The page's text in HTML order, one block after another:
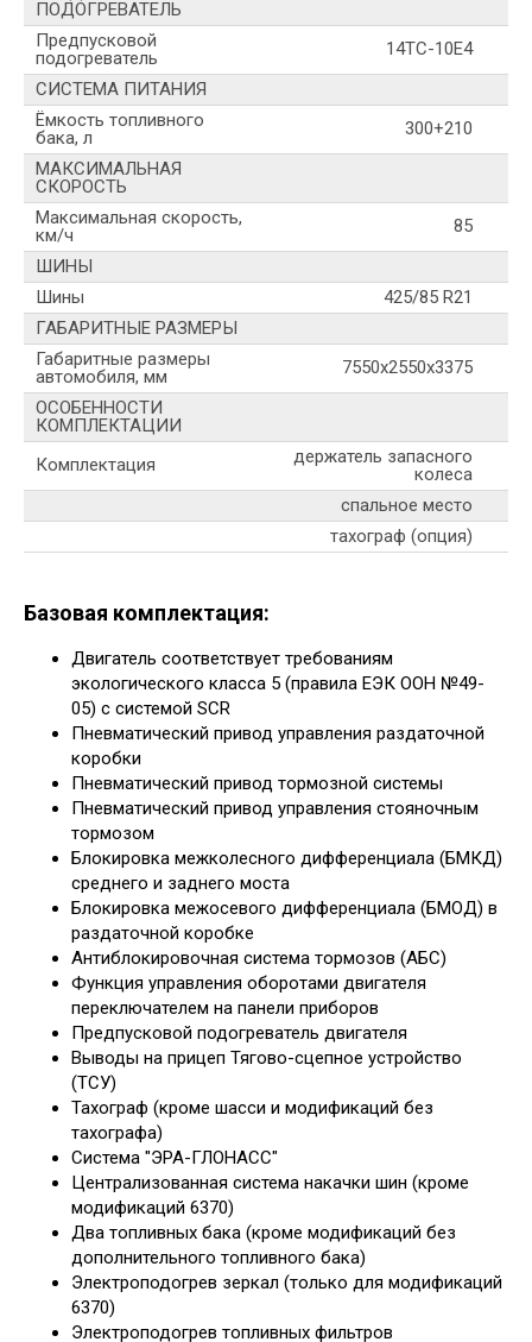
ПОДОГРЕВАТЕЛЬ
Предпусковой
подогреватель
14ТС-10Е4
СИСТЕМА ПИТАНИЯ
Ёмкость топливного
бака, л
300+210
МАКСИМАЛЬНАЯ
СКОРОСТЬ
Максимальная скорость,
км/ч
85
ШИНЫ
Шины
425/85 R21
ГАБАРИТНЫЕ РАЗМЕРЫ
Габаритные размеры
автомобиля, мм
7550х2550х3375
ОСОБЕННОСТИ
КОМПЛЕКТАЦИИ
Комплектация
держатель запасного
колеса
спальное место
тахограф (опция)
Базовая комплектация:
Двигатель соответствует требованиям
экологического класса 5 (правила ЕЭК ООН №49-
05) с системой SCR
Пневматический привод управления раздаточной
коробки
Пневматический привод тормозной системы
Пневматический привод управления стояночным
тормозом
Блокировка межколесного дифференциала (БМКД)
среднего и заднего моста
Блокировка межосевого дифференциала (БМОД) в
раздаточной коробке
Антиблокировочная система тормозов (АБС)
Функция управления оборотами двигателя
переключателем на панели приборов
Предпусковой подогреватель двигателя
Выводы на прицеп Тягово-сцепное устройство
(ТСУ)
Тахограф (кроме шасси и модификаций без
тахографа)
Система "ЭРА-ГЛОНАСС"
Централизованная система накачки шин (кроме
модификаций 6370)
Два топливных бака (кроме модификаций без
дополнительного топливного бака)
Электроподогрев зеркал (только для модификаций
6370)
Электроподогрев топливных фильтров